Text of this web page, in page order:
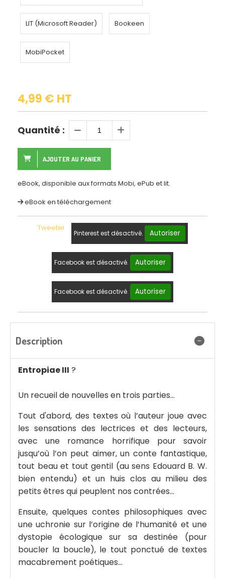
LIT (Microsoft Reader) Bookeen
MobiPocket
4,99 € HT
Quantité :
AJOUTER AU PANIER
eBook, disponible aux formats Mobi, ePub et lit.
eBook en téléchargement
Tweeter
Pinterest est désactivé. Autoriser
Facebook est désactivé. Autoriser
Facebook est désactivé. Autoriser
Description
Entropiae III ?
Un recueil de nouvelles en trois parties…
Tout d'abord, des textes où l’auteur joue avec
les sensations des lectrices et des lecteurs,
avec une romance horrifique pour savoir
jusqu’où l’on peut aimer, un conte fantastique,
tout beau et tout gentil (au sens Edouard B. W.
bien entendu) et un huis clos au milieu des
petits êtres qui peuplent nos contrées…
Ensuite, quelques contes philosophiques avec
une uchronie sur l’origine de l’humanité et une
dystopie écologique sur sa destinée (pour
boucler la boucle), le tout ponctué de textes
macabrement poétiques…